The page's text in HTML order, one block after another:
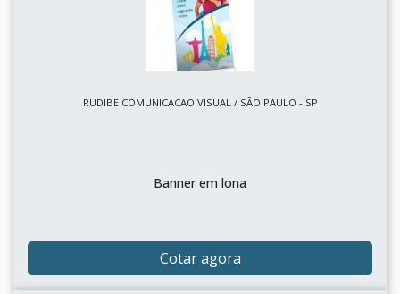
RUDIBE COMUNICACAO VISUAL / SÃO PAULO - SP
Banner em lona
Cotar agora